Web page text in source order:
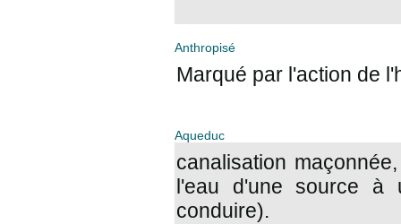
Anthropisé
Marqué par l'action de
Aqueduc
canalisation
l'eau d'une source
conduire).